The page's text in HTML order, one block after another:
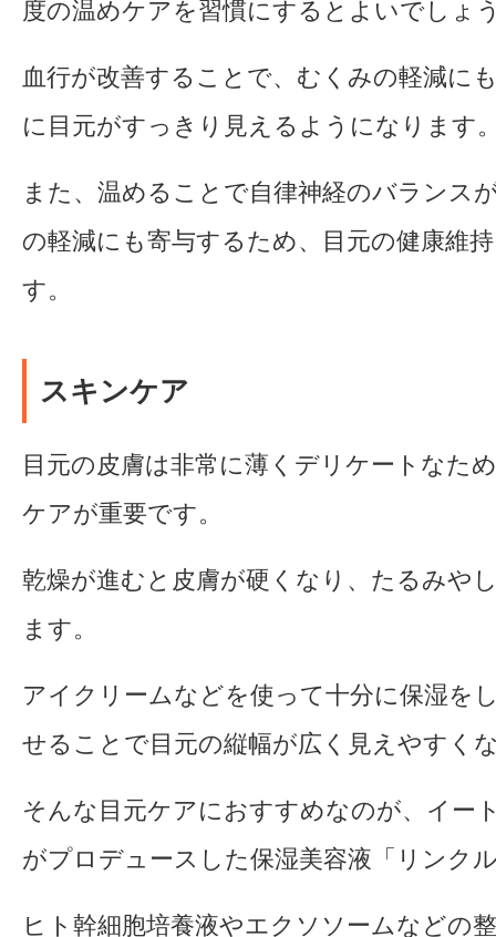
度の温めケアを習慣にするとよいでしょ
血行が改善することで、むくみの軽減に
に目元がすっきり見えるようになります
また、温めることで自律神経のバランス
の軽減にも寄与するため、目元の健康維
す。
スキンケア
目元の皮膚は非常に薄くデリケートなた
ケアが重要です。
乾燥が進むと皮膚が硬くなり、たるみや
ます。
アイクリームなどを使って十分に保湿を
せることで目元の縦幅が広く見えやすく
そんな目元ケアにおすすめなのが、イー
がプロデュースした保湿美容液「リンク
ヒト幹細胞培養液やエクソソームなどの